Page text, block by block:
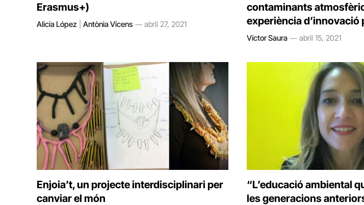
Erasmus+)
Alicia López Antònia Vicens abril 27, 2021
contaminants
experiència d’innovació
Víctor Saura abril 15, 2021
Enjoia’t, un projecte interdisciplinari per
canviar el món
“L’educació ambiental
les generacions